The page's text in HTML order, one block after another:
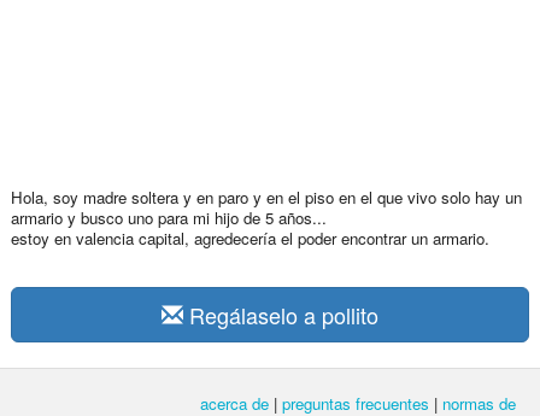
Hola, soy madre soltera y en paro y en el piso en el que vivo solo hay un
armario y busco uno para mi hijo de 5 años...
estoy en valencia capital, agredecería el poder encontrar un armario.
Regálaselo a pollito
acerca de | preguntas frecuentes | normas de